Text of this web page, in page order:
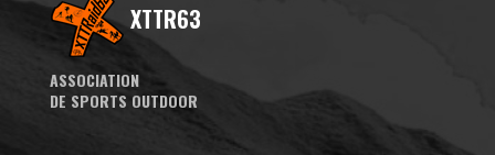
XTTR63
ASSOCIATION
DE SPORTS OUTDOOR